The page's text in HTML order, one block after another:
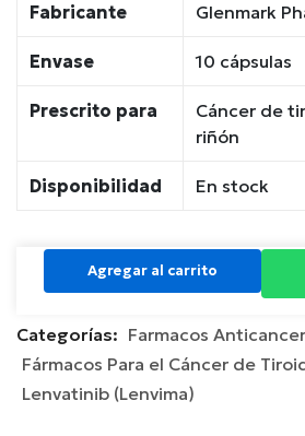
Fabricante Glenmark
Envase 10 cápsulas
Prescrito para
Cáncer de
riñón
Disponibilidad En stock
Agregar al carrito
Categorías: Farmacos
Fármacos Para el Cáncer de
Lenvatinib (Lenvima)